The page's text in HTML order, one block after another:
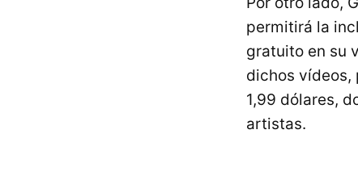
permitirá la
gratuito en su
dichos vídeos,
1,99 dólares,
artistas.